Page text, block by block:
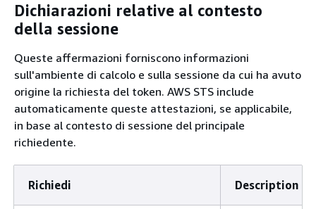
Dichiarazioni relative al contesto
della sessione
Queste affermazioni forniscono informazioni
sull'ambiente di calcolo e sulla sessione da cui ha avuto
origine la richiesta del token. AWS STS include
automaticamente queste attestazioni, se applicabile,
in base al contesto di sessione del principale
richiedente.
Richiedi Description